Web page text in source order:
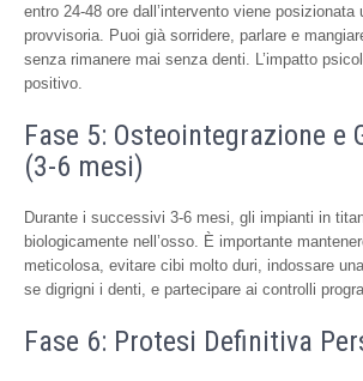
entro 24-48 ore dall’intervento viene
provvisoria. Puoi già sorridere, parlare e
senza rimanere mai senza denti. L’impatto
positivo.
Fase 5: Osteointegrazione e
(3-6 mesi)
Durante i successivi 3-6 mesi, gli impianti in
biologicamente nell’osso. È importante
meticolosa, evitare cibi molto duri, indossare
se digrigni i denti, e partecipare ai controlli
Fase 6: Protesi Definitiva